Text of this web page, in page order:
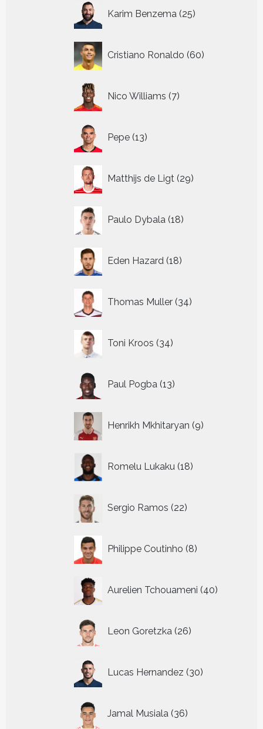
Karim Benzema 25
producten
Cristiano Ronaldo 60
producten
Nico Williams 7
producten
Pepe 13
producten
Matthijs de Ligt 29
producten
Paulo Dybala 18
producten
Eden Hazard 18
producten
Thomas Muller 34
producten
Toni Kroos 34
producten
Paul Pogba 13
producten
Henrikh Mkhitaryan 9
producten
Romelu Lukaku 18
producten
Sergio Ramos 22
producten
Philippe Coutinho 8
producten
Aurelien Tchouameni 40
producten
Leon Goretzka 26
producten
Lucas Hernandez 30
producten
Jamal Musiala 36
producten